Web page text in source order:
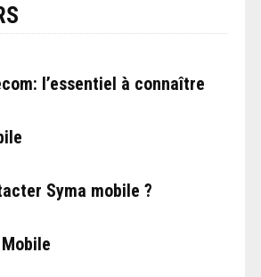
l’essentiel à connaître
Syma mobile ?